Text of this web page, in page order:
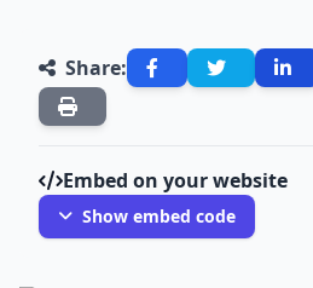
Share:
Embed on your website
Show embed code